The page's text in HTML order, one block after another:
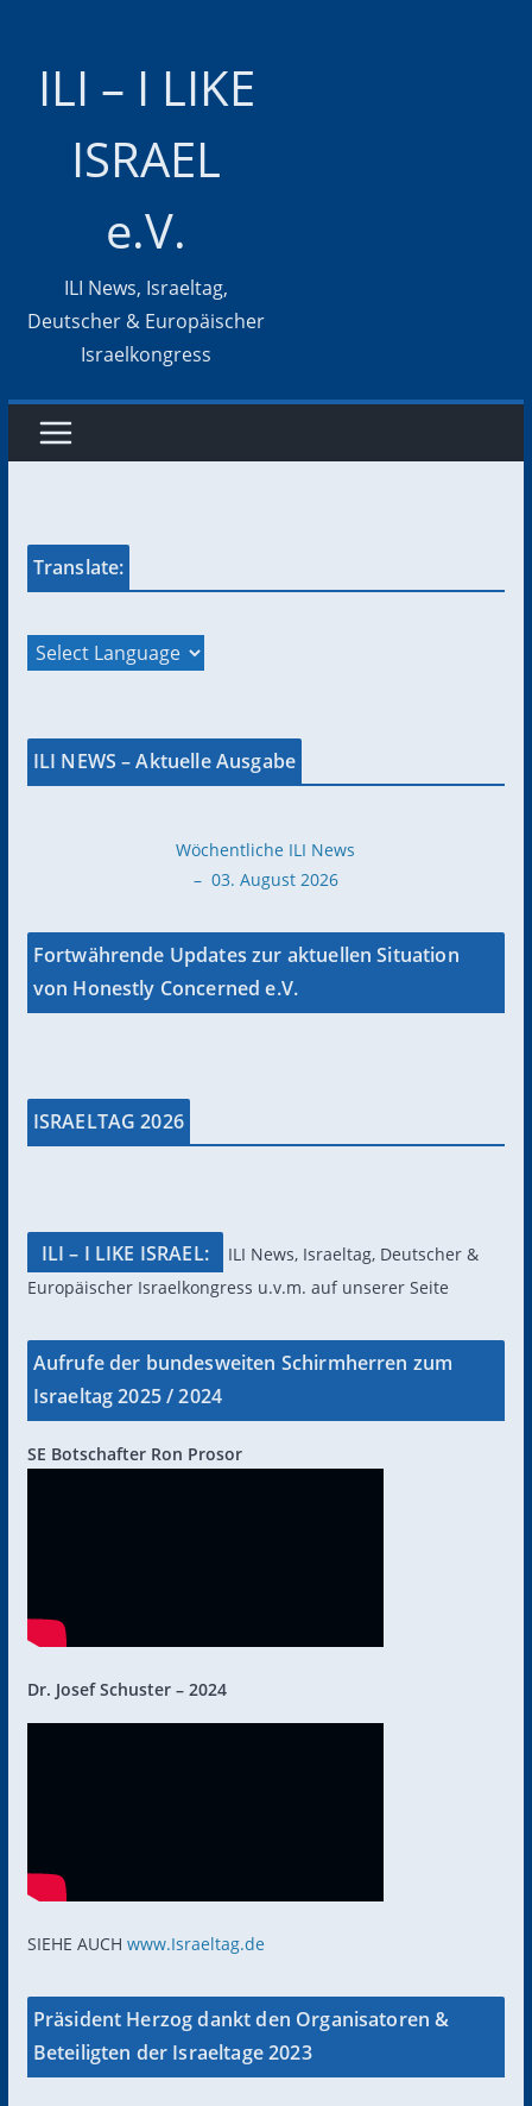
ILI – I LIKE
ISRAEL
e.V.
ILI News, Israeltag,
Deutscher & Europäischer
Israelkongress
Translate:
ILI NEWS – Aktuelle Ausgabe
Wöchentliche ILI News
– 03. August 2026
Fortwährende Updates zur aktuellen Situation
von Honestly Concerned e.V.
ISRAELTAG 2026
ILI – I LIKE ISRAEL:
ILI News, Israeltag, Deutscher &
Europäischer Israelkongress u.v.m. auf unserer Seite
Aufrufe der bundesweiten Schirmherren zum
Israeltag 2025 / 2024
SE Botschafter Ron Prosor
Dr. Josef Schuster – 2024
SIEHE AUCH www.Israeltag.de
Präsident Herzog dankt den Organisatoren &
Beteiligten der Israeltage 2023